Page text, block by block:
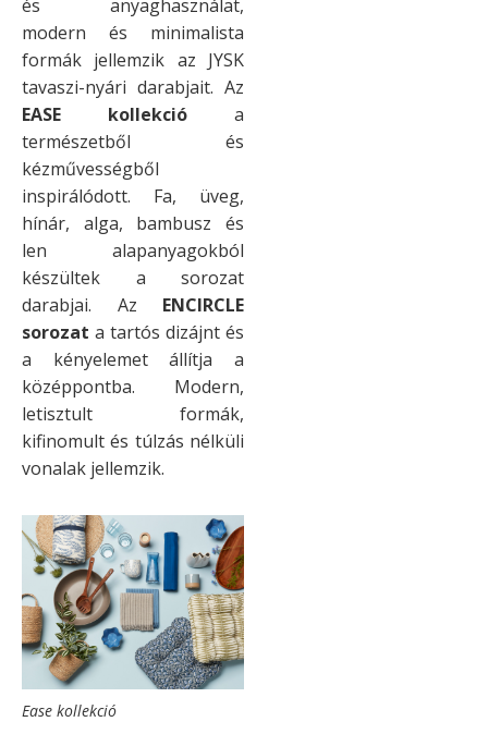
és anyaghasználat,
modern és minimalista
formák jellemzik az JYSK
tavaszi-nyári darabjait. Az
EASE kollekció a
természetből és
kézművességből
inspirálódott. Fa, üveg,
hínár, alga, bambusz és
len alapanyagokból
készültek a sorozat
darabjai. Az ENCIRCLE
sorozat a tartós dizájnt és
a kényelemet állítja a
középpontba. Modern,
letisztult formák,
kifinomult és túlzás nélküli
vonalak jellemzik.
Ease kollekció